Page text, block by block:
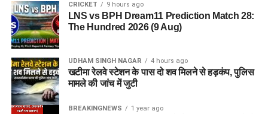
CRICKET 9 hours ago
LNS vs BPH Dream11 Prediction Match 28:
The Hundred 2026 (9 Aug)
UDHAM SINGH NAGAR 4 hours ago
खटीमा रेलवे स्टेशन के पास दो शव मिलने से हड़कंप, पुलिस
मामले की जांच में जुटी
BREAKINGNEWS 1 year ago